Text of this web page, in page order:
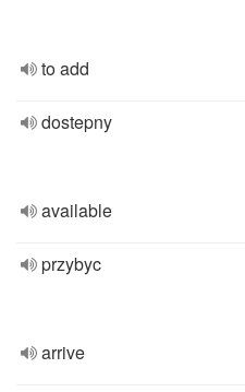
to add
dostepny
available
przybyc
arrive